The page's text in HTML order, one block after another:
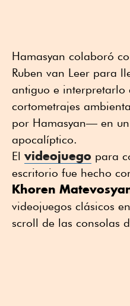
Hamasyan colaboró
Ruben van Leer para
antiguo e interpretarlo
cortometrajes
por Hamasyan— en
apocalíptico.
El videojuego para
escritorio fue hecho
Khoren
videojuegos clásicos
scroll de las consolas